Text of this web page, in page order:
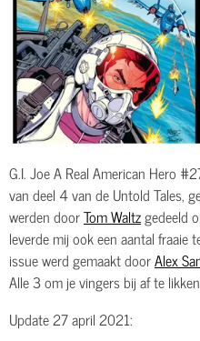
G.I. Joe A Real American Hero
van deel 4 van de Untold Tales,
werden doorTom Waltzgedeeld
leverde mij ook een aantal
issue werd gemaakt doorAlex
Alle 3 om je vingers bij af te
Update 27 april 2021: